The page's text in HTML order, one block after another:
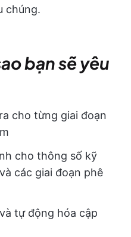
chúng.
bạn sẽ yêu
cho từng giai đoạn
cho thông số kỹ
các giai đoạn phê
tự động hóa cập